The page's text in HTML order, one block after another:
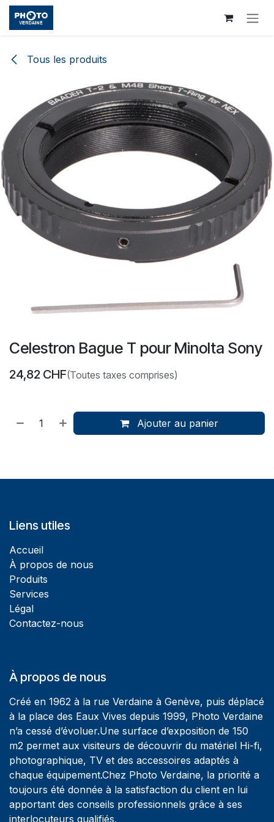
Se rendre au contenu
Tous les produits
Celestron Bague T pour Minolta Sony
24,82 CHF(Toutes taxes comprises)
Ajouter au panier
Liens utiles
Accueil
À propos de nous
Produits
Services
Légal
Contactez-nous
À propos de nous
Créé en 1962 à la rue Verdaine à Genève, puis déplacé
à la place des Eaux Vives depuis 1999, Photo Verdaine
n’a cessé d’évoluer.Une surface d’exposition de 150
m2 permet aux visiteurs de découvrir du matériel Hi-fi,
photographique, TV et des accessoires adaptés à
chaque équipement.Chez Photo Verdaine, la priorité a
toujours été donnée à la satisfaction du client en lui
apportant des conseils professionnels grâce à ses
interlocuteurs qualifiés,